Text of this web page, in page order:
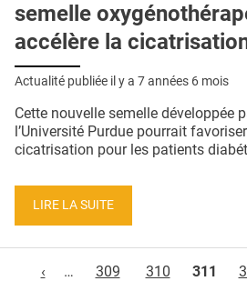
semelle
accélère la
Actualité publiée il y a 7 années 6 mois
Cette nouvelle semelle développée
l’Université Purdue pourrait
cicatrisation pour les patients
LIRE LA SUITE
‹
… 309 310 311